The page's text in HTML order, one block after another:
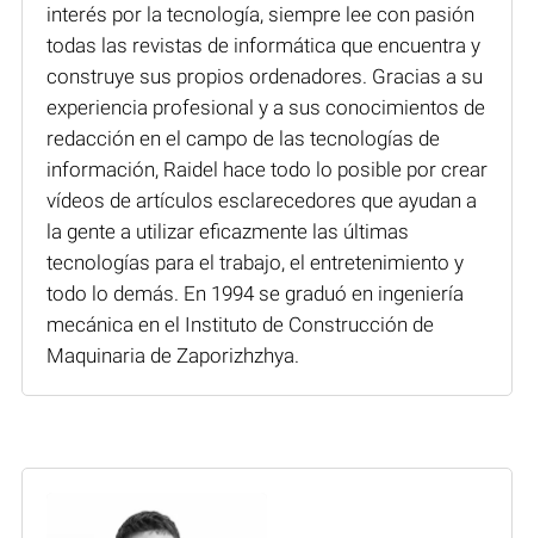
interés por la tecnología, siempre lee con pasión
todas las revistas de informática que encuentra y
construye sus propios ordenadores. Gracias a su
experiencia profesional y a sus conocimientos de
redacción en el campo de las tecnologías de
información, Raidel hace todo lo posible por crear
vídeos de artículos esclarecedores que ayudan a
la gente a utilizar eficazmente las últimas
tecnologías para el trabajo, el entretenimiento y
todo lo demás. En 1994 se graduó en ingeniería
mecánica en el Instituto de Construcción de
Maquinaria de Zaporizhzhya.